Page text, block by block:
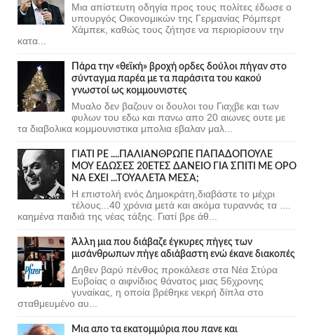
Μια απίστευτη οδηγία προς τους πολίτες έδωσε ο
υπουργός Οικονομικών της Γερμανίας Ρόμπερτ
Χάμπεκ, καθώς τους ζήτησε να περιορίσουν την
κατα...
Πάρα την «θεϊκή» βροχή ορδες δούλοι πήγαν στο
σύνταγμα παρέα με τα παράσιτα του κακού
γνωστοί ως κομμουνιστες
Μυαλο δεν βαζουν οι δουλοι του Γιαχβε και των
φυλων του εδω και πανω απο 20 αιωνες ουτε με
τα διαβολικα κομμουνιστικα μπολια εβαλαν μαλ...
ΓΙΑΤΙ ΡΕ ....ΠΑΛΙΑΝΘΡΩΠΕ ΠΑΠΑΔΟΠΟΥΛΕ
ΜΟΥ ΕΔΩΣΕΣ 20ΕΤΕΣ ΔΑΝΕΙΟ ΓΙΑ ΣΠΙΤΙ ΜΕ ΟΡΟ
ΝΑ ΕΧΕΙ ...ΤΟΥΑΛΕΤΑ ΜΕΣΑ;
Η επιστολή ενός Δημοκράτη,διαβάστε το μέχρι
τέλους...40 χρόνια μετά και ακόμα τυραννάς τα ....
καημένα παιδιά της νέας τάξης. Γιατί βρε άθ...
Άλλη μια που διάβαζε έγκυρες πήγες των
μισάνθρωπων πήγε αδιάβαστη ενώ έκανε διακοπές
Δηθεν βαρύ πένθος προκάλεσε στα Νέα Στύρα
Ευβοίας ο αιφνίδιος θάνατος μιας 56χρονης
γυναίκας, η οποία βρέθηκε νεκρή δίπλα στο
σταθμευμένο αυ...
Μια απο τα εκατομμύρια που πανε και